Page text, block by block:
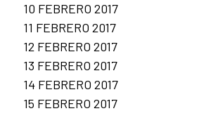
10 FEBRERO 2017
11 FEBRERO 2017
12 FEBRERO 2017
13 FEBRERO 2017
14 FEBRERO 2017
15 FEBRERO 2017